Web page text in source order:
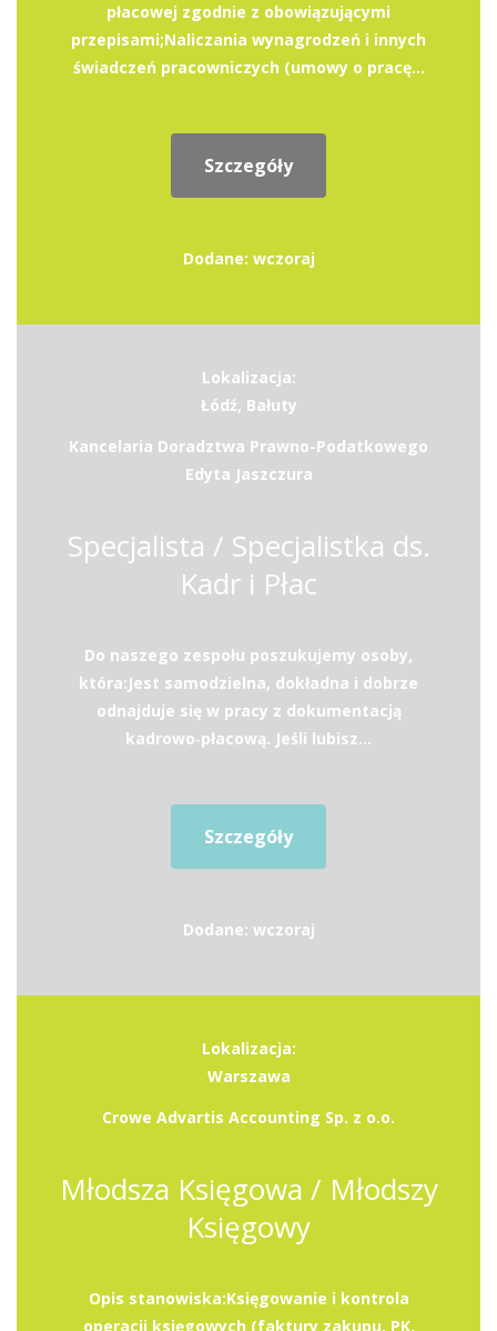
płacowej zgodnie z obowiązującymi
przepisami;Naliczania wynagrodzeń i innych
świadczeń pracowniczych (umowy o pracę...
Szczegóły
Dodane: wczoraj
Lokalizacja:
Łódź, Bałuty
Kancelaria Doradztwa Prawno-Podatkowego
Edyta Jaszczura
Specjalista / Specjalistka ds.
Kadr i Płac
Do naszego zespołu poszukujemy osoby,
która:Jest samodzielna, dokładna i dobrze
odnajduje się w pracy z dokumentacją
kadrowo‑płacową. Jeśli lubisz...
Szczegóły
Dodane: wczoraj
Lokalizacja:
Warszawa
Crowe Advartis Accounting Sp. z o.o.
Młodsza Księgowa / Młodszy
Księgowy
Opis stanowiska:Księgowanie i kontrola
operacji księgowych (faktury zakupu, PK,